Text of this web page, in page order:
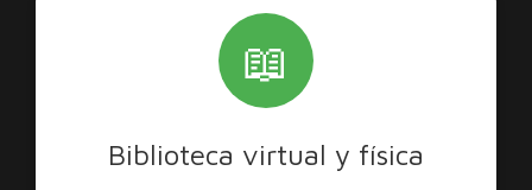
📖
Biblioteca virtual y física